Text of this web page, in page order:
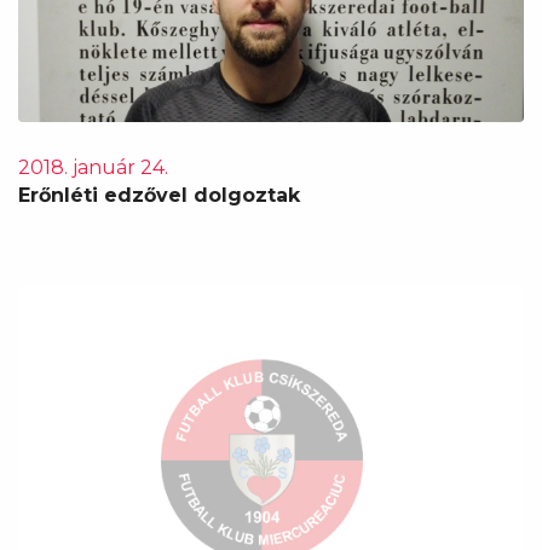
2018. január 24.
Erőnléti edzővel dolgoztak